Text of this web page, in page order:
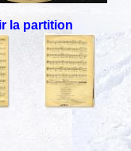
la partition